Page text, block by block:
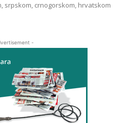
srpskom, crnogorskom, hrvatskom
-